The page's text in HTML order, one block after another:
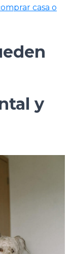
casa o
y